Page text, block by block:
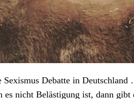
Sexismus Debatte in
es nicht Belästigung ist, dann gibt